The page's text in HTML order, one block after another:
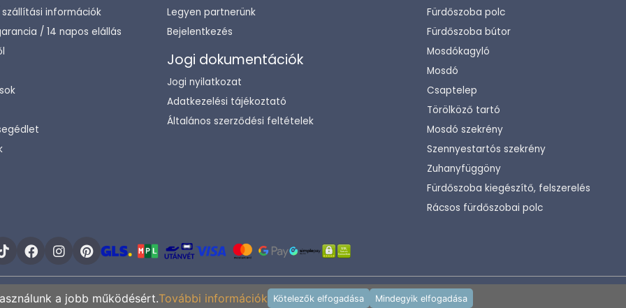
információk
/ 14 napos elállás
Legyen partnerünk
Bejelentkezés
Jogi dokumentációk
Jogi nyilatkozat
Adatkezelési tájékoztató
Általános szerződési feltételek
Fürdőszoba polc
Fürdőszoba bútor
Mosdókagyló
Mosdó
Csaptelep
Törölköző tartó
Mosdó szekrény
Szennyestartós szekrény
Zuhanyfüggöny
Fürdőszoba kiegészítő, felszerelés
Rácsos fürdőszobai polc
Copyright © 2003-2026 ENTERIORCENTER - MOSDOSHOP.HU
a jobb működésért.További információk Kötelezők elfogadása Mindegyik elfogadása